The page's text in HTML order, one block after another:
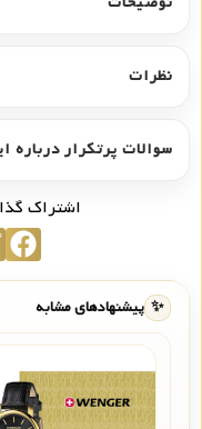
نظرات
سوالات پرتکرار
اشتراک
✨ پیشنهادهای مشابه